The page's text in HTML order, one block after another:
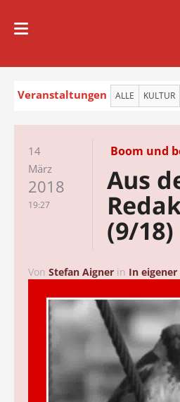
Veranstaltungen ALLE KULTUR
14
März
2018
19:27
Boom und
Aus
(9/18)
Von Stefan Aigner in In eigener